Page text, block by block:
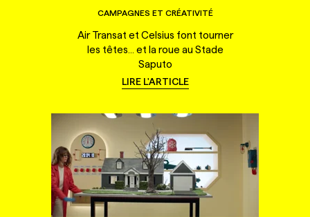
CAMPAGNES ET CRÉATIVITÉ
Air Transat et Celsius font tourner
les têtes... et la roue au Stade
Saputo
LIRE L'ARTICLE